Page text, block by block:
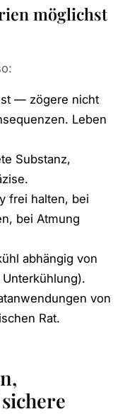
möglichst
— zögere nicht
Leben
Substanz,
frei halten, bei
bei Atmung
abhängig von
von
Rat.